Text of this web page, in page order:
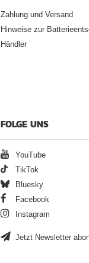
Zahlung und Versand
Hinweise zur
Händler
FOLGE UNS
YouTube
TikTok
Bluesky
Facebook
Instagram
Jetzt Newsletter